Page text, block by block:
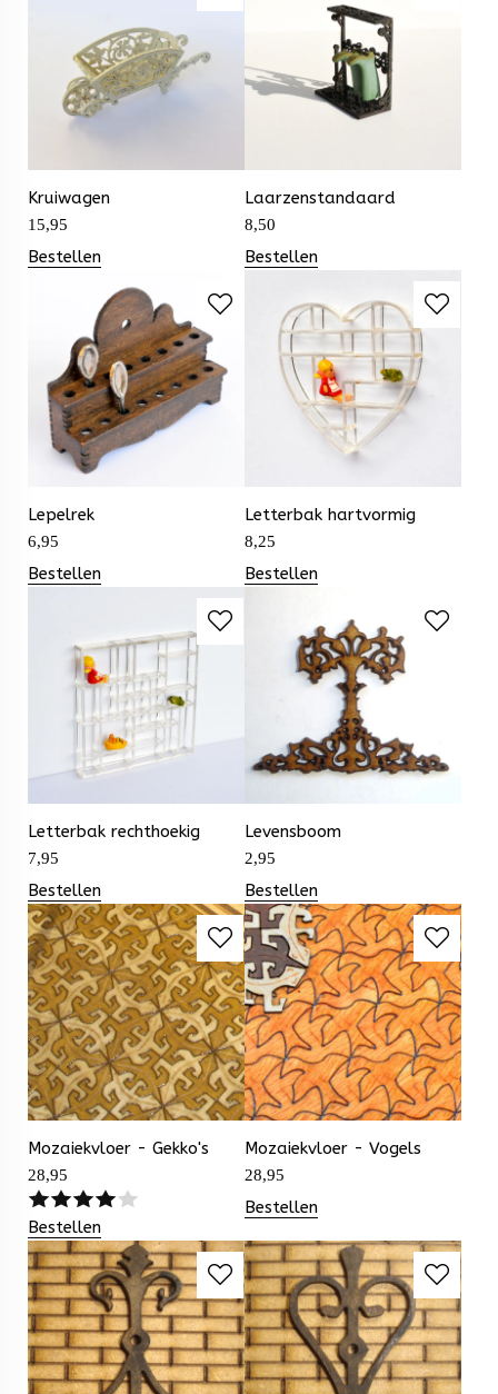
Kruiwagen
15,95
Bestellen
Laarzenstandaard
8,50
Bestellen
Lepelrek
6,95
Bestellen
Letterbak hartvormig
8,25
Bestellen
Letterbak rechthoekig
7,95
Bestellen
Levensboom
2,95
Bestellen
Mozaiekvloer - Gekko's
28,95
Bestellen
Mozaiekvloer - Vogels
28,95
Bestellen